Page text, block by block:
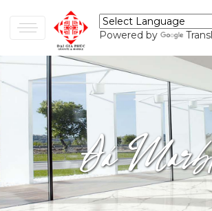
Powered by
Đá